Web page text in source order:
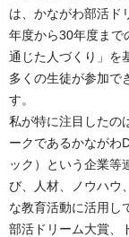
は、かながわ部活
年度から30年度まで
通じた人づくり」を
多くの生徒が参加で
す。
私が特に注目したの
ークであるかながわ
ック）という企業等
び、人材、ノウハウ
な教育活動に活用し
部活ドリーム大賞、